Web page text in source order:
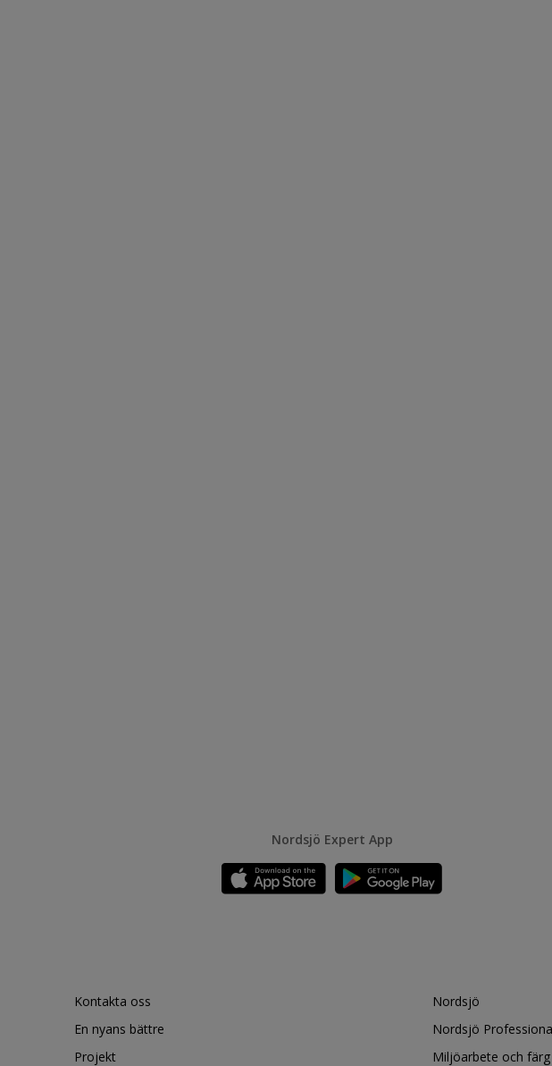
Nordsjö Expert App
Kontakta oss
En nyans bättre
Projekt
Nordsjö
Nordsjö
Miljöarbete och färg